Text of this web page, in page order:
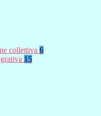
collettiva 6
15